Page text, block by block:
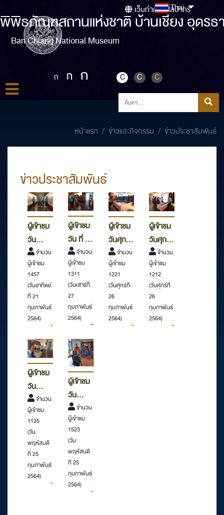
พิพิธภัณฑสถานแห่งชาติ บ้านเชียง อุดรธ
Ban Chiang National Museum
เว็บท่ากรมศิลปากร
Thai
ก ก ก C C C
หน้าแรก ข่าวและกิจกรรม ข่าวประชาสัมพันธ์
ข่าวประชาสัมพันธ์
ผู้เข้าชม
วัน
อาทิตย์
ที่ 27
กุมภาพันธ์
2564
14.00-
15.00
จำนวน
ผู้เข้าชม
1457
(วันอาทิตย์
ที่ 21
กุมภาพันธ์
2564)
ผู้เข้าชม
วัน ที่ 27
กุมภาพันธ์
2564
10.00-
11.00
จำนวน
ผู้เข้าชม
1311
(วันเสาร์ที่
27
กุมภาพันธ์
2564)
ผู้เข้าชม
วันศุกร์
ที่ 26
กุมภาพันธ์
2564
14.00-
16.00
จำนวน
ผู้เข้าชม
1221
(วันศุกร์ที่
26
กุมภาพันธ์
2564)
ผู้เข้าชม
วันศุกร์
ที่ 26
กุมภาพันธ์
2564
09.00-
16.00
จำนวน
ผู้เข้าชม
1212
(วันศุกร์ที่
26
กุมภาพันธ์
2564)
ผู้เข้าชม
วัน
พฤหัสบดี
ที่ 25
กุมภาพันธ์
2564
09.00-
16.00
จำนวน
ผู้เข้าชม
1135
(วัน
พฤหัสบดี
ที่ 25
กุมภาพันธ์
2564)
ผู้เข้าชม
วัน
พฤหัสบดี
ที่ 25
กุมภาพันธ์
2564
09.00-
10.00
จำนวน
ผู้เข้าชม
1523
(วัน
พฤหัสบดี
ที่ 25
กุมภาพันธ์
2564)